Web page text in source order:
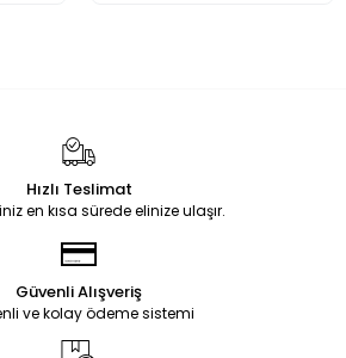
Hızlı Teslimat
en kısa sürede elinize ulaşır.
Güvenli Alışveriş
ve kolay ödeme sistemi